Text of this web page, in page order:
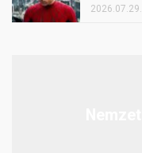
2026.07.29.